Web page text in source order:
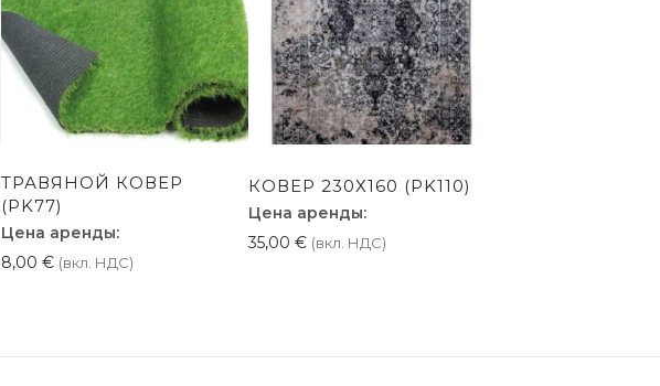
ТРАВЯНОЙ КОВЕР
(PK77)
Цена аренды:
8,00 € (вкл. НДС)
КОВЕР 230Х160 (PK110)
Цена аренды:
35,00 € (вкл. НДС)